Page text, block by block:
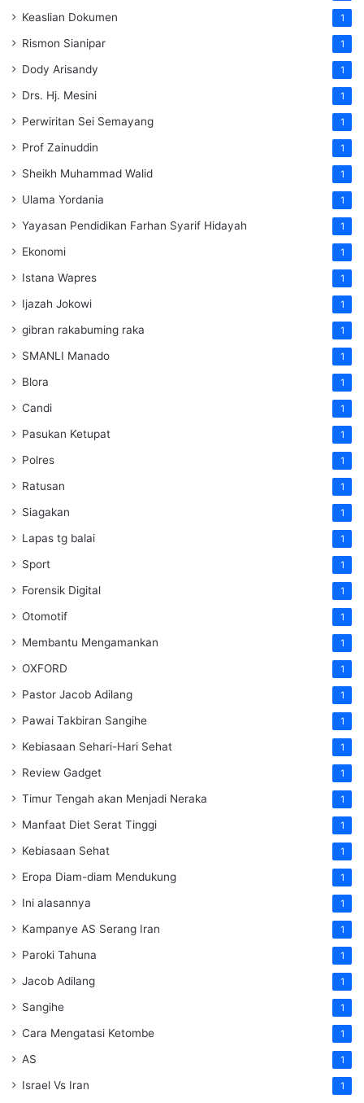
Keaslian Dokumen 1
Rismon Sianipar 1
Dody Arisandy 1
Drs. Hj. Mesini 1
Perwiritan Sei Semayang 1
Prof Zainuddin 1
Sheikh Muhammad Walid 1
Ulama Yordania 1
Yayasan Pendidikan Farhan Syarif Hidayah 1
Ekonomi 1
Istana Wapres 1
Ijazah Jokowi 1
gibran rakabuming raka 1
SMANLI Manado 1
Blora 1
Candi 1
Pasukan Ketupat 1
Polres 1
Ratusan 1
Siagakan 1
Lapas tg balai 1
Sport 1
Forensik Digital 1
Otomotif 1
Membantu Mengamankan 1
OXFORD 1
Pastor Jacob Adilang 1
Pawai Takbiran Sangihe 1
Kebiasaan Sehari-Hari Sehat 1
Review Gadget 1
Timur Tengah akan Menjadi Neraka 1
Manfaat Diet Serat Tinggi 1
Kebiasaan Sehat 1
Eropa Diam-diam Mendukung 1
Ini alasannya 1
Kampanye AS Serang Iran 1
Paroki Tahuna 1
Jacob Adilang 1
Sangihe 1
Cara Mengatasi Ketombe 1
AS 1
Israel Vs Iran 1